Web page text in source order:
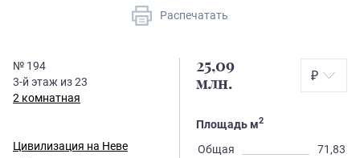
Распечатать
№ 194
3-й этаж из23
2 комнатная
Цивилизация на Неве
25,09
млн.
₽
Площадь м2
Общая 71,83